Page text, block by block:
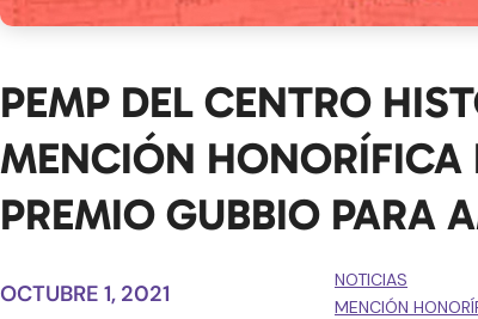
PEMP DEL CENTRO
MENCIÓN HONORÍFICA
PREMIO GUBBIO PARA
OCTUBRE 1, 2021
NOTICIAS
MENCIÓN